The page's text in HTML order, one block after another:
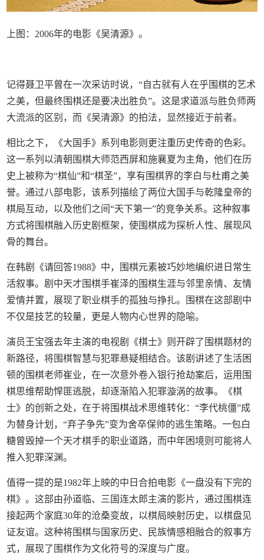
上图：2006年的电影《吴清源》。
记得聂卫平曾在一次采访时说，“自古就有人在乎围棋的艺术
之美，但最终围棋还是要决出胜负”。这是求道派与胜负师两
大流派的区别，而《吴清源》的拍法，显然接近于前者。
相比之下，《大国手》系列电影则更注重历史传奇的色彩。
这一系列以清朝围棋大师范西屏和施襄夏为主角，他们在历
史上被称为“棋仙”和“棋圣”，享有围棋界的李白与杜甫之美
誉。通过八部电影，该系列描绘了两位大国手与乾隆皇帝的
棋局互动，以及他们之间“天下第一”的竞争关系。这种叙事
方式将围棋融入历史剧框架，使围棋成为探析人性、展现风
骨的舞台。
在韩剧《请回答1988》中，围棋元素被巧妙地编织进日常生
活叙事。剧中天才围棋手崔泽的围棋生涯与邻里亲情、友情
爱情并置，展现了职业棋手的孤独与挣扎。围棋在这部剧中
不仅是技艺的较量，更是人物内心世界的隐喻。
演员王宝强去年主演的电视剧《棋士》则开辟了围棋题材的
新路径，将围棋智慧与犯罪悬疑相结合。该剧讲述了生活困
顿的围棋老师崔业，在一次意外卷入银行抢劫案后，运用围
棋思维帮助悍匪逃脱，却逐渐陷入犯罪漩涡的故事。《棋
士》的创新之处，在于将围棋战术思维转化：“李代桃僵”成
为替身计划，“弃子争先”变为舍卒保帅的逃生策略。一包白
糖曾毁掉一个天才棋手的职业道路，而中年困境则可能将人
推入犯罪深渊。
值得一提的是1982年上映的中日合拍电影《一盘没有下完的
棋》。这部由孙道临、三国连太郎主演的影片，通过围棋连
接起两个家庭30年的沧桑变故，以棋局映射历史，以棋盘见
证友谊。这种将围棋与国家历史、民族情感相融合的叙事方
式，展现了围棋作为文化符号的深度与广度。